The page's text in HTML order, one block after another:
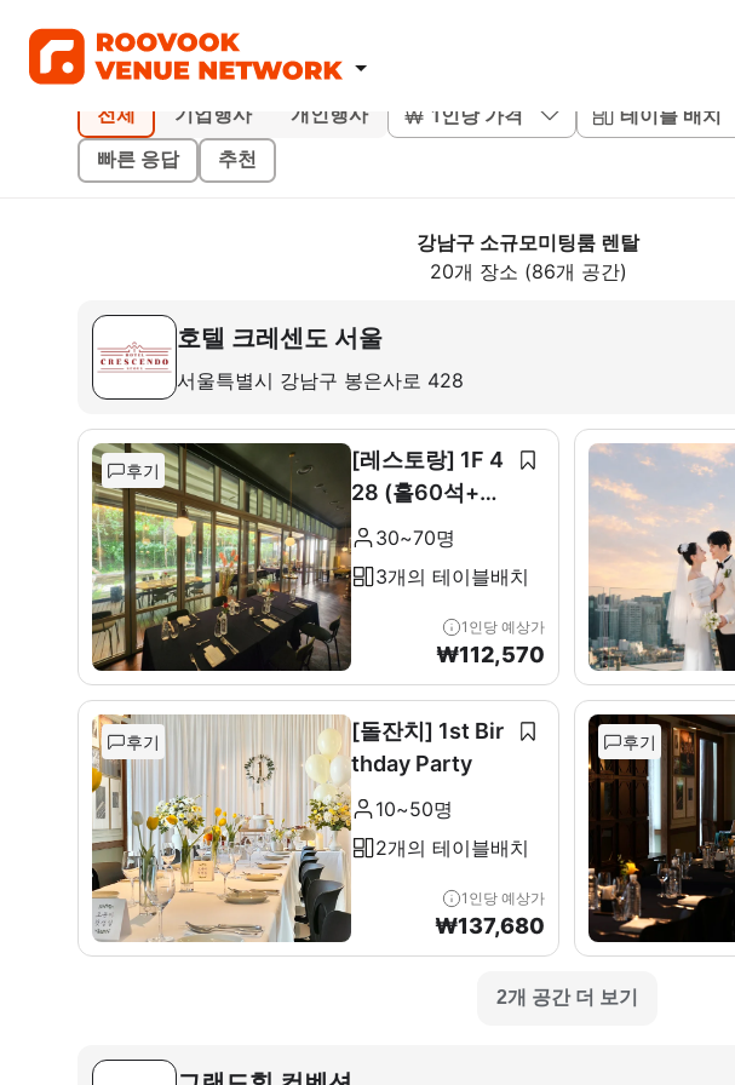
전체 기업행사 개인행사 1인당 가격 테이블 배치
빠른 응답 추천
강남구 소규모미팅룸 렌탈
20개 장소 (86개 공간)
호텔 크레센도 서울
서울특별시 강남구 봉은사로 428
후기
[레스토랑] 1F 4
28 (홀60석+룸
10석)30~70명
3개의 테이블배치
1인당 예상가
₩112,570
후기
[돌잔치] 1st Bir
thday Party
10~50명
2개의 테이블배치
1인당 예상가
₩137,680
후기
2개 공간 더 보기